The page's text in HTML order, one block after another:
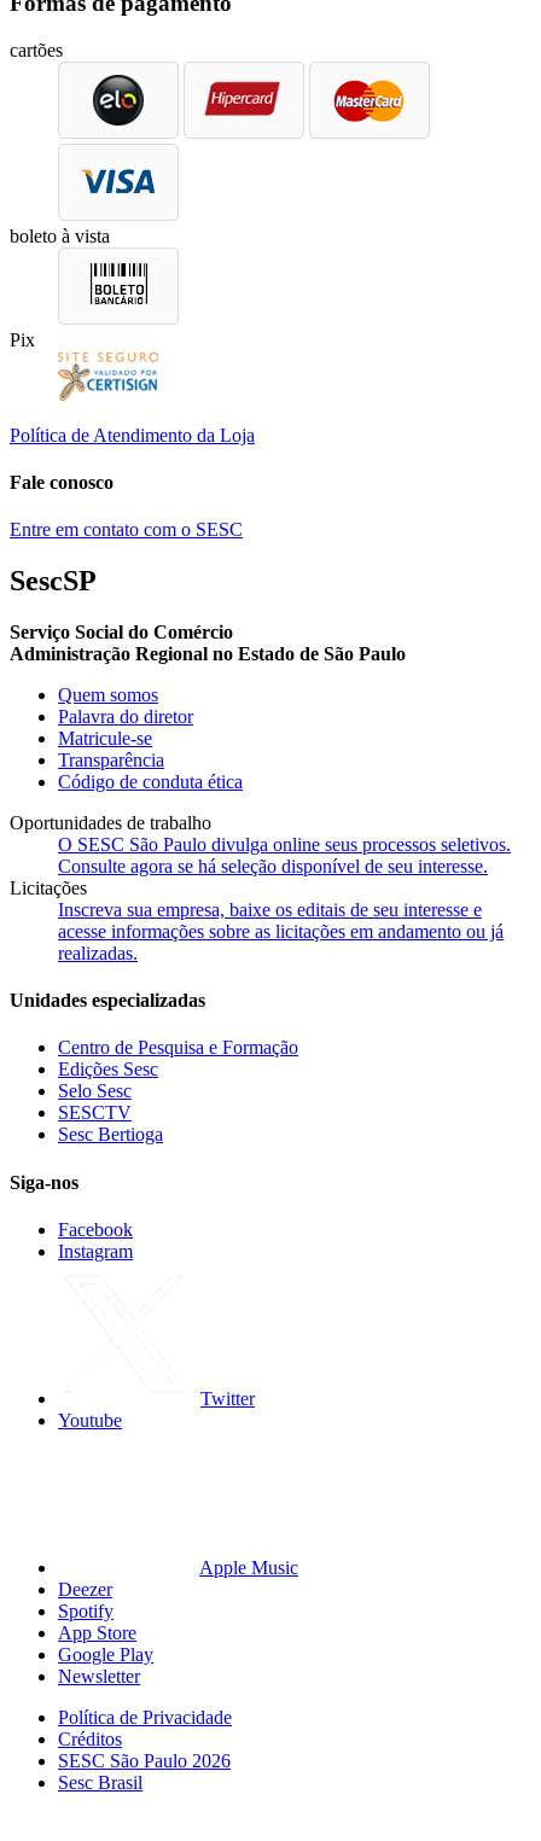
cartões
boleto à vista
Pix
Política de Atendimento da Loja
Fale conosco
Entre em contato com o SESC
SescSP
Serviço Social do Comércio
Administração Regional no Estado de São Paulo
Quem somos
Palavra do diretor
Matricule-se
Transparência
Código de conduta ética
Oportunidades de trabalho
O SESC São Paulo divulga online seus processos seletivos.
Consulte agora se há seleção disponível de seu interesse.
Licitações
Inscreva sua empresa, baixe os editais de seu interesse e
acesse informações sobre as licitações em andamento ou já
realizadas.
Unidades especializadas
Centro de Pesquisa e Formação
Edições Sesc
Selo Sesc
SESCTV
Sesc Bertioga
Siga-nos
Facebook
Instagram
Twitter
Youtube
Apple Music
Deezer
Spotify
App Store
Google Play
Newsletter
Política de Privacidade
Créditos
SESC São Paulo 2026
Sesc Brasil